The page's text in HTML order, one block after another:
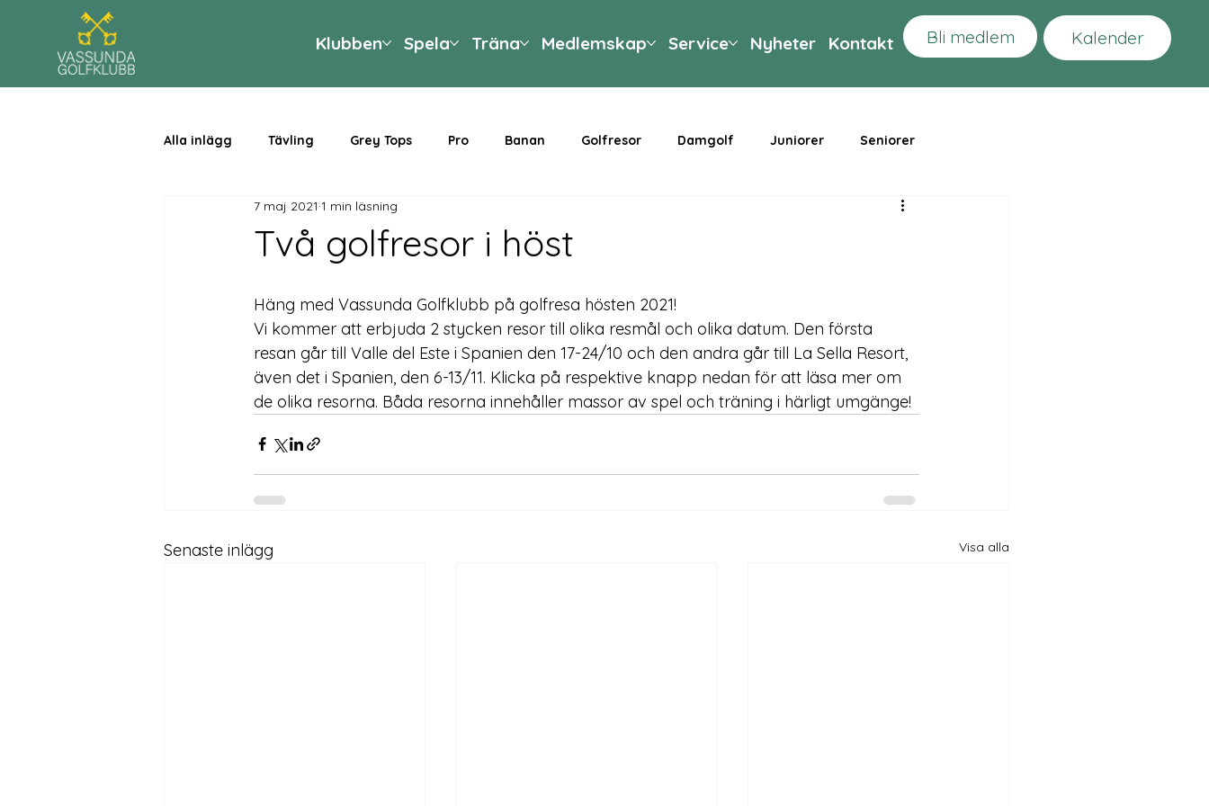
Klubben Spela Träna Medlemskap Service Nyheter Kontakt Bli medlem Kalender
Alla inlägg Tävling Grey Tops Pro Banan Golfresor Damgolf Juniorer Seniorer
Två golfresor i höst
7 maj 2021 1 min läsning
Häng med Vassunda Golfklubb på golfresa hösten 2021!
Vi kommer att erbjuda 2 stycken resor till olika resmål och olika datum. Den första
resan går till Valle del Este i Spanien den 17-24/10 och den andra går till La Sella Resort,
även det i Spanien, den 6-13/11. Klicka på respektive knapp nedan för att läsa mer om
de olika resorna. Båda resorna innehåller massor av spel och träning i härligt umgänge!
Senaste inlägg Visa alla